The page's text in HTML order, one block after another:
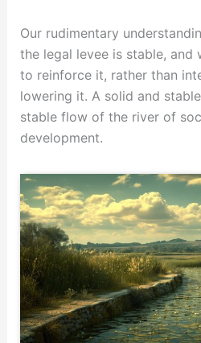
Our rudimentary
the legal levee is stable, and
to reinforce it, rather than
lowering it. A solid and
stable flow of the river of
development.